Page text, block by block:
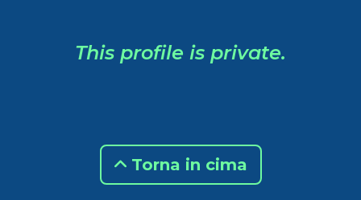
This profile is private.
Torna in cima